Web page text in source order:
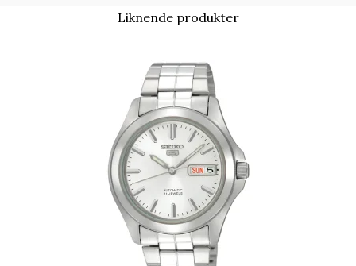
Liknende produkter